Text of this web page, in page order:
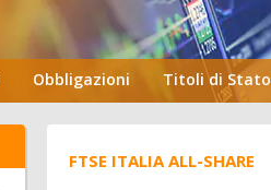
Obbligazioni Titoli di Stato
FTSE ITALIA ALL-SHARE